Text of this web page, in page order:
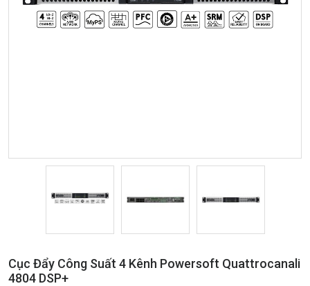
Cục Đẩy Công Suất 4 Kênh Powersoft Quattrocanali
4804 DSP+